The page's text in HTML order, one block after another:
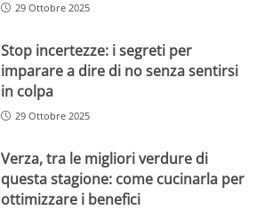
29 Ottobre 2025
Stop incertezze: i segreti per
imparare a dire di no senza sentirsi
in colpa
29 Ottobre 2025
Verza, tra le migliori verdure di
questa stagione: come cucinarla per
ottimizzare i benefici